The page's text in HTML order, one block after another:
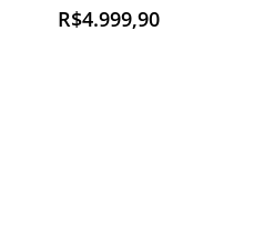
R$4.999,90